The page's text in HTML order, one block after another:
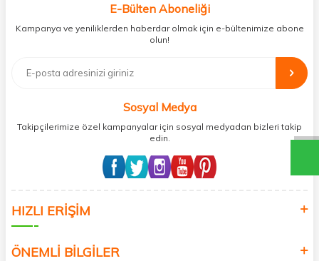
mobil şubesi ile tüketicilerine en hızlı ve güvenilir teslimatı garanti
etmektedir. Havale-EFT ve kredi kartı gibi ödeme seçenekleri ile
müşterilerini ödeme hususunda imkan sağlamıştır. Sosyal
sorumluluğu kesinlikle es geçmeyerek, mamaal.com üzerinden satışı
yapılan her ürün için sokak hayvanlarına aylık ve düzenli olarak
bağış işlemi gerçekleştirmektedir.
E-Bülten Aboneliği
Kampanya ve yeniliklerden haberdar olmak için e-bültenimize abone
olun!
Sosyal Medya
Takipçilerimize özel kampanyalar için sosyal medyadan bizleri takip
edin.
HIZLI ERİŞİM
ÖNEMLİ BİLGİLER